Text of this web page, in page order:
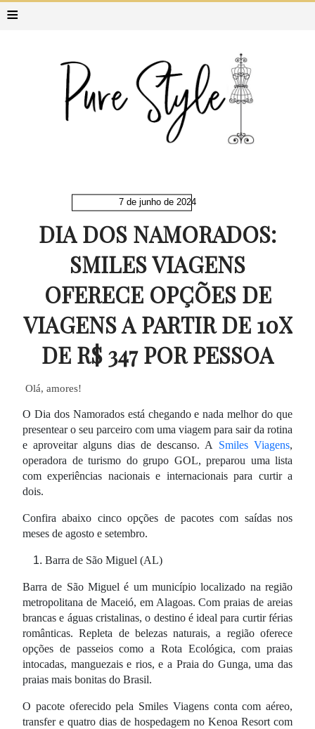
≡
7 de junho de 2024
DIA DOS NAMORADOS:
SMILES VIAGENS
OFERECE OPÇÕES DE
VIAGENS A PARTIR DE 10X
DE R$ 347 POR PESSOA
Olá, amores!
O Dia dos Namorados está chegando e nada melhor do que
presentear o seu parceiro com uma viagem para sair da rotina
e aproveitar alguns dias de descanso. A Smiles Viagens,
operadora de turismo do grupo GOL, preparou uma lista
com experiências nacionais e internacionais para curtir a
dois.
Confira abaixo cinco opções de pacotes com saídas nos
meses de agosto e setembro.
Barra de São Miguel (AL)
Barra de São Miguel é um município localizado na região
metropolitana de Maceió, em Alagoas. Com praias de areias
brancas e águas cristalinas, o destino é ideal para curtir férias
românticas. Repleta de belezas naturais, a região oferece
opções de passeios como a Rota Ecológica, com praias
intocadas, manguezais e rios, e a Praia do Gunga, uma das
praias mais bonitas do Brasil.
O pacote oferecido pela Smiles Viagens conta com aéreo,
transfer e quatro dias de hospedagem no Kenoa Resort com